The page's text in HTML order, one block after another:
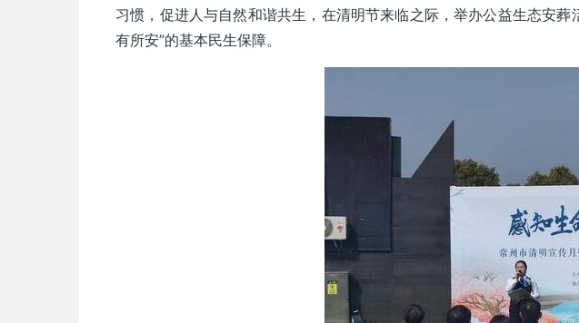
习惯，促进人与自然和谐共生，在清明节来临之际，举办公益生态安
有所安”的基本民生保障。